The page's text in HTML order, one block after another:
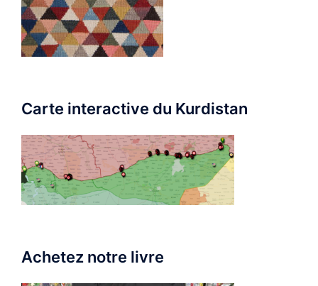
Carte interactive du Kurdistan
Achetez notre livre